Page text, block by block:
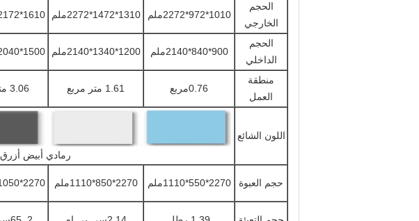
الحجم
الخارجي
1010*972*2272ملم 1310*1472*2272ملم 1610*2172*2272ملم
الحجم
الداخلي
900*840*2140ملم 1200*1340*2140ملم 1500*2040*2140ملم
منطقة
العمل
0.76مربع 1.61 متر مربع 3.06 متر مربع
اللون الشائع
رمادي أبيض أزرق
حجم العبوة 2270*550*1110ملم 2270*850*1110ملم 2270*1050*1110ملم